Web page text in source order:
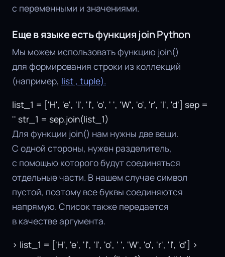
с переменными и значениями.
Еще в языке естьфункция join Python
Мы можем использовать функцию join()
для формирования строки из коллекций
(например, list , tuple).
list_1 = ['H', 'e', 'l', 'l', 'o', ' ', 'W', 'o', 'r', 'l', 'd'] sep =
'' str_1 = sep.join(list_1)
Для функции join() нам нужны две вещи.
С одной стороны, нужен разделитель,
с помощью которого будут соединяться
отдельные части. В нашем случае символ
пустой, поэтому все буквы соединяются
напрямую. Список также передается
в качестве аргумента.
> list_1 = ['H', 'e', 'l', 'l', 'o', ' ', 'W', 'o', 'r', 'l', 'd'] >